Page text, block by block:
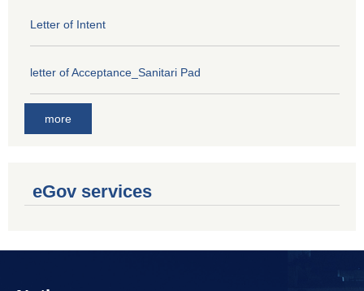
Letter of Intent
letter of Acceptance_Sanitari Pad
more
eGov services